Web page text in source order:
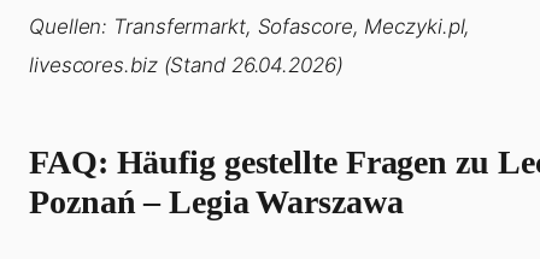
Quellen: Transfermarkt, Sofascore, Meczyki.pl,
livescores.biz (Stand 26.04.2026)
FAQ: Häufig gestellte Fragen zu
Poznań – Legia Warszawa